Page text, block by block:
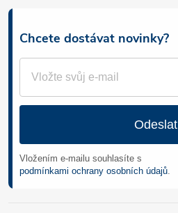
Chcete dostávat novinky?
Odeslat
Vložením e-mailu souhlasíte s
podmínkami ochrany osobních údajů.